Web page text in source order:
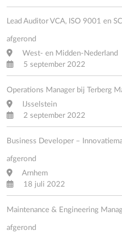
Lead Auditor VCA, ISO 9001 en
afgerond
West- en Midden-Nederland
5 september 2022
Operations Manager bij Terberg
IJsselstein
2 september 2022
Business Developer –
afgerond
Arnhem
18 juli 2022
Maintenance & Engineering
afgerond